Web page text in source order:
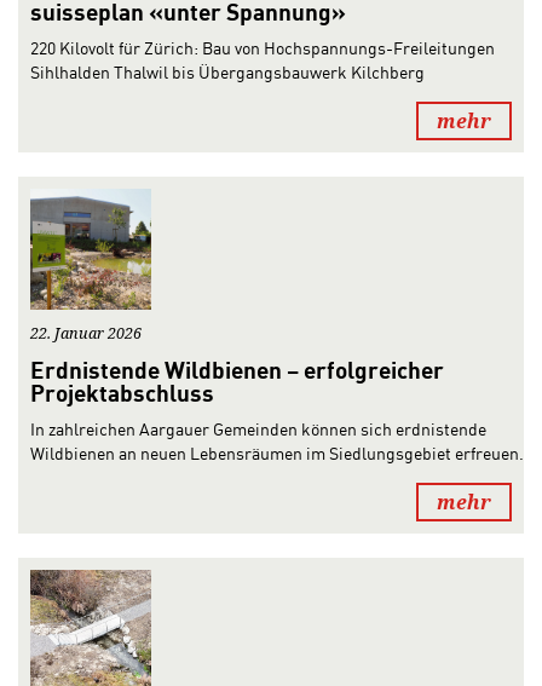
suisseplan «unter Spannung»
220 Kilovolt für Zürich: Bau von Hochspannungs-Freileitungen
Sihlhalden Thalwil bis Übergangsbauwerk Kilchberg
mehr
22. Januar 2026
Erdnistende Wildbienen – erfolgreicher
Projektabschluss
In zahlreichen Aargauer Gemeinden können sich erdnistende
Wildbienen an neuen Lebensräumen im Siedlungsgebiet erfreuen.
mehr